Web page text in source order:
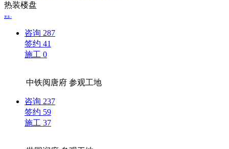
热装楼盘
更多>
咨询 287
签约 41
施工 0
中铁阅唐府参观工地
咨询 237
签约 59
施工 37